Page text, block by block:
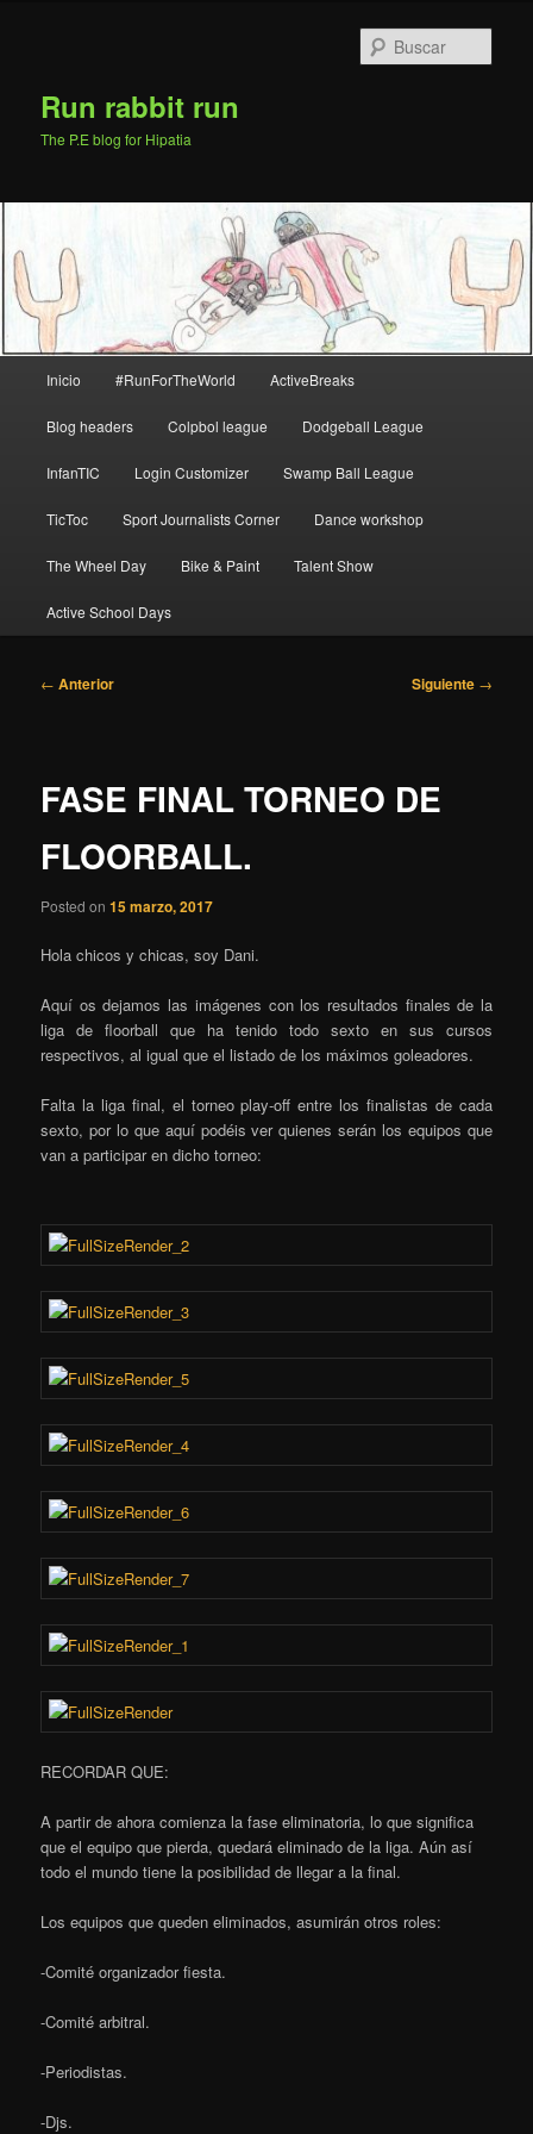
Run rabbit run
The P.E blog for Hipatia
principal
Inicio #RunForTheWorld ActiveBreaks
Blog headers Colpbol league Dodgeball League
InfanTIC Login Customizer Swamp Ball League
TicToc Sport Journalists Corner Dance workshop
The Wheel Day Bike & Paint Talent Show
Active School Days
Navegación
← Anterior Siguiente →
FASE FINAL TORNEO DE
FLOORBALL.
Posted on15 marzo, 2017
Hola chicos y chicas, soy Dani.
Aquí os dejamos las imágenes con los resultados finales de la
liga de floorball que ha tenido todo sexto en sus cursos
respectivos, al igual que el listado de los máximos goleadores.
Falta la liga final, el torneo play-off entre los finalistas de cada
sexto, por lo que aquí podéis ver quienes serán los equipos que
van a participar en dicho torneo:
RECORDAR QUE:
A partir de ahora comienza la fase eliminatoria, lo que significa
que el equipo que pierda, quedará eliminado de la liga. Aún así
todo el mundo tiene la posibilidad de llegar a la final.
Los equipos que queden eliminados, asumirán otros roles:
-Comité organizador fiesta.
-Comité arbitral.
-Periodistas.
-Djs.